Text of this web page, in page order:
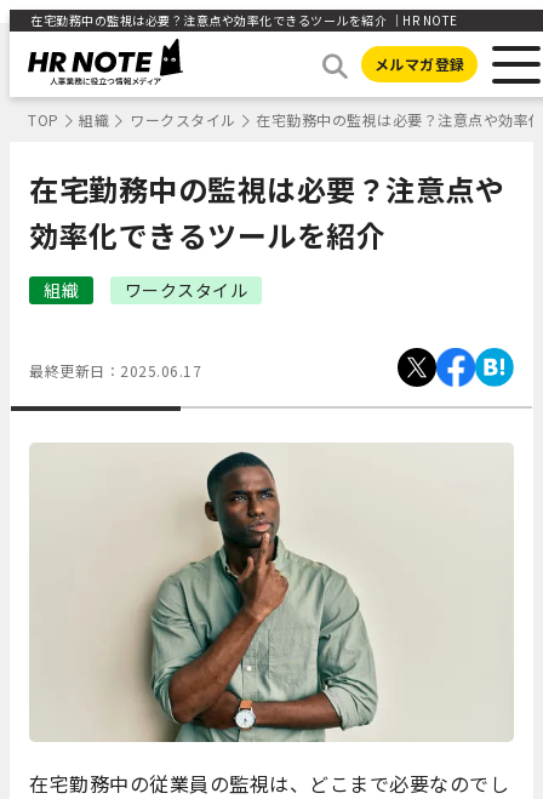
在宅勤務中の監視は必要？注意点や効率化できるツールを紹介 ｜HR NOTE
メルマガ登録
TOP 組織 ワークスタイル 在宅勤務中の監視は必要？注意点や効率
在宅勤務中の監視は必要？注意点や
効率化できるツールを紹介
組織 ワークスタイル
最終更新日： 2025.06.17
在宅勤務中の従業員の監視は、どこまで必要なのでし